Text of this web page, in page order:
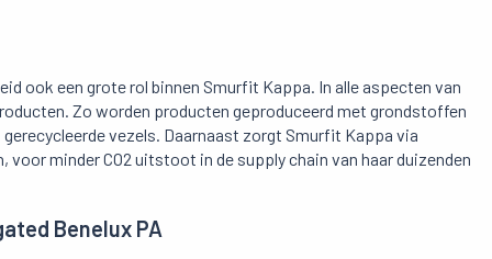
ook een grote rol binnen Smurfit Kappa. In alle aspecten van
Zo worden producten geproduceerd met grondstoffen
vezels. Daarnaast zorgt Smurfit Kappa via
minder CO2 uitstoot in de supply chain van haar duizenden
Benelux PA